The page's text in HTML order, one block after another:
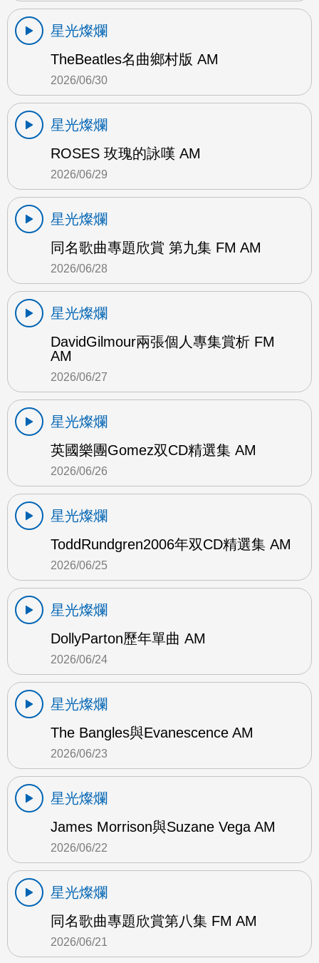
星光燦爛
TheBeatles名曲鄉村版 AM
2026/06/30
星光燦爛
ROSES 玫瑰的詠嘆 AM
2026/06/29
星光燦爛
同名歌曲專題欣賞 第九集 FM AM
2026/06/28
星光燦爛
DavidGilmour兩張個人專集賞析 FM
AM
2026/06/27
星光燦爛
英國樂團Gomez双CD精選集 AM
2026/06/26
星光燦爛
ToddRundgren2006年双CD精選集 AM
2026/06/25
星光燦爛
DollyParton歷年單曲 AM
2026/06/24
星光燦爛
The Bangles與Evanescence AM
2026/06/23
星光燦爛
James Morrison與Suzane Vega AM
2026/06/22
星光燦爛
同名歌曲專題欣賞第八集 FM AM
2026/06/21